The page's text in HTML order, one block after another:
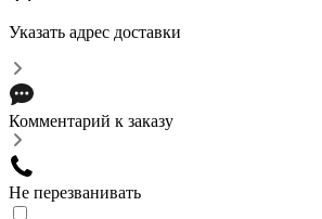
Указать адрес доставки
Комментарий к заказу
Не перезванивать